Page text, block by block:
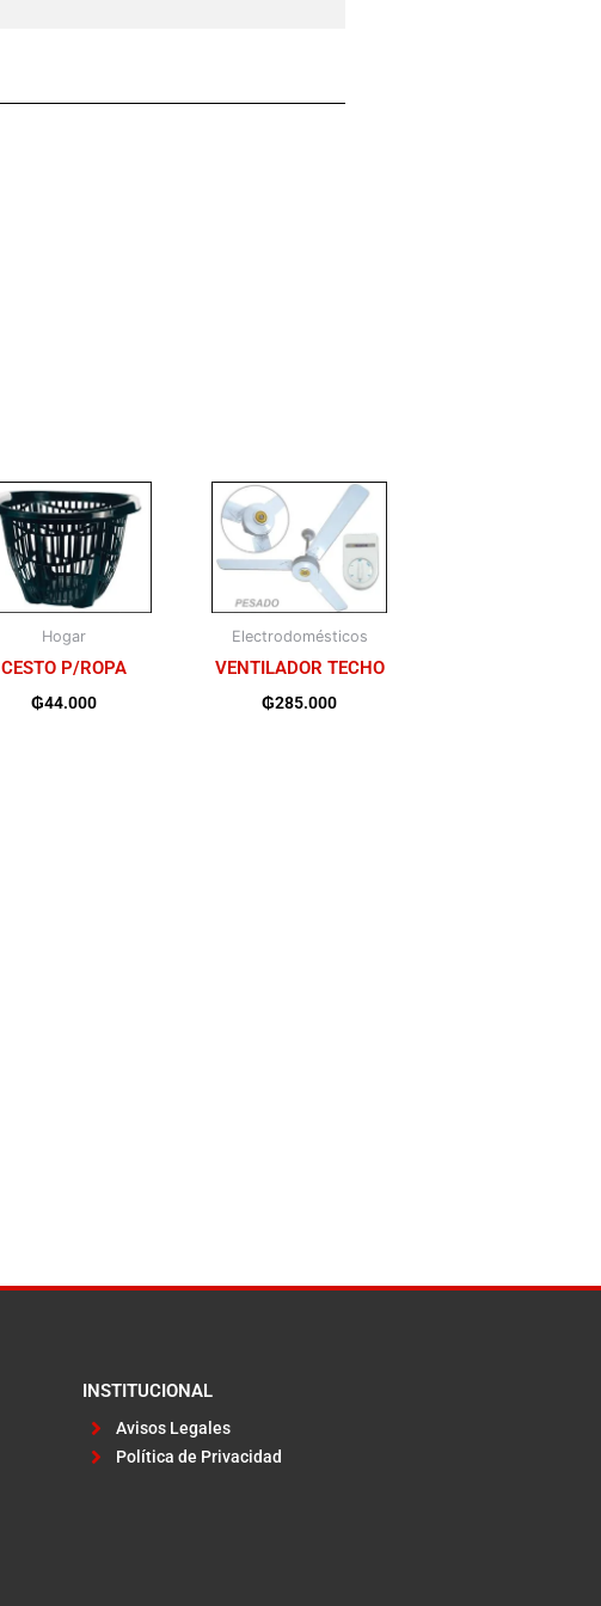
Hogar
CESTO P/ROPA
₲44.000
Electrodomésticos
VENTILADOR TECHO
₲285.000
INSTITUCIONAL
Avisos Legales
Política de Privacidad